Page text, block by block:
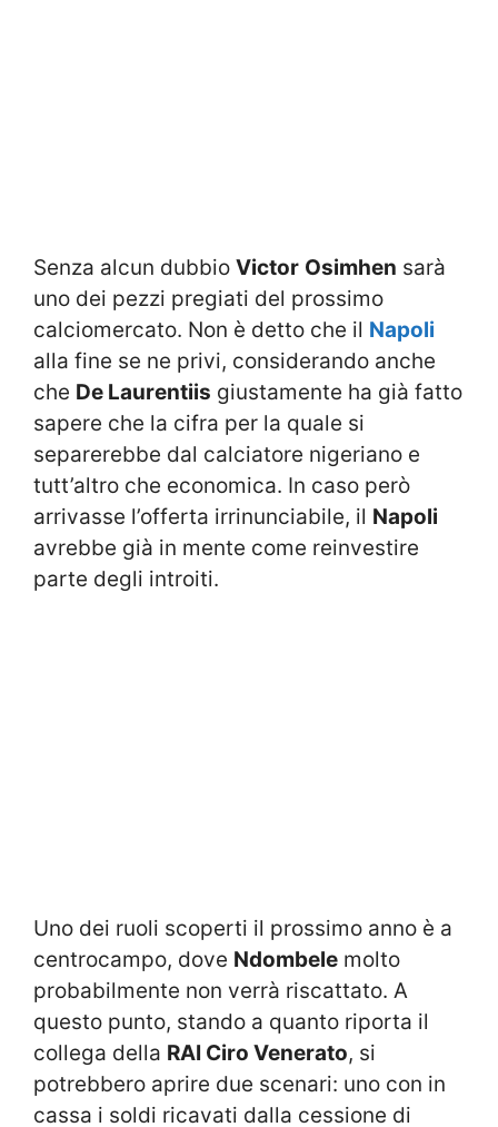
Senza alcun dubbio Victor Osimhen sarà
uno dei pezzi pregiati del prossimo
calciomercato. Non è detto che il Napoli
alla fine se ne privi, considerando anche
che De Laurentiis giustamente ha già fatto
sapere che la cifra per la quale si
separerebbe dal calciatore nigeriano e
tutt’altro che economica. In caso però
arrivasse l’offerta irrinunciabile, il Napoli
avrebbe già in mente come reinvestire
parte degli introiti.
Uno dei ruoli scoperti il prossimo anno è a
centrocampo, dove Ndombele molto
probabilmente non verrà riscattato. A
questo punto, stando a quanto riporta il
collega della RAI Ciro Venerato, si
potrebbero aprire due scenari: uno con in
cassa i soldi ricavati dalla cessione di